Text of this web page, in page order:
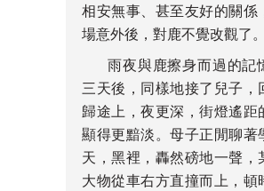
相安無事、甚至友好的關係
場意外後，對鹿不覺改觀了。
雨夜與鹿擦身而過的記
三天後，同樣地接了兒子，
歸途上，夜更深，街燈遙距
顯得更黯淡。母子正閒聊著
天，黑裡，轟然磅地一聲，
大物從車右方直撞而上，頓